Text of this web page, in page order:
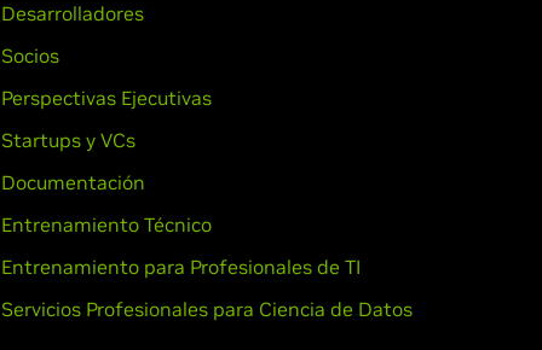
Desarrolladores
Socios
Perspectivas Ejecutivas
Startups y VCs
Documentación
Entrenamiento Técnico
Entrenamiento para Profesionales de TI
Servicios Profesionales para Ciencia de Datos